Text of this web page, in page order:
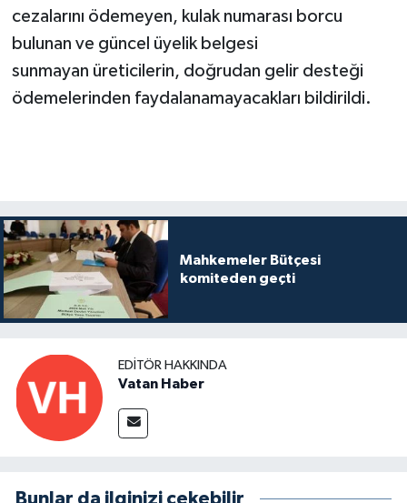
cezalarını ödemeyen, kulak numarası borcu
bulunan ve güncel üyelik belgesi
sunmayan üreticilerin, doğrudan gelir desteği
ödemelerinden faydalanamayacakları bildirildi.
Mahkemeler Bütçesi
komiteden geçti
EDITÖR HAKKINDA
Vatan Haber
Bunlar da ilginizi çekebilir